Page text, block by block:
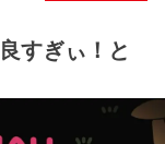
すぎぃ！と